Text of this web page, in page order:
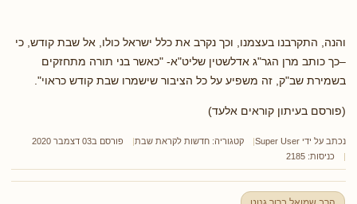
והנה, התקרבנו בעצמנו, וכך נקרב את כלל ישראל כולו, אל שבת קודש, כי
–כך כותב מרן הגר"ג אדלשטין שליט"א- "כאשר בני תורה מתחזקים
בשמירת שב"ק, זה משפיע על כל הציבור שישמרו שבת קודש כראוי".
(פורסם בעיתון קוראים אלעד)
נכתב על ידי Super User קטגוריה: חדשות לקראת שבת
פורסם ב03 דצמבר 2020
כניסות: 2185